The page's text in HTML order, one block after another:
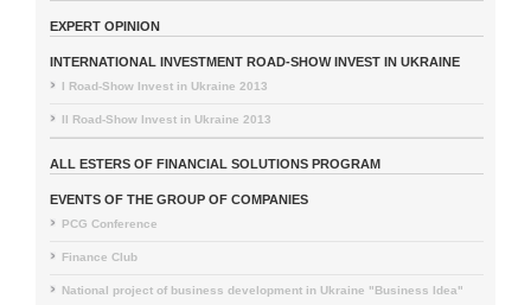
EXPERT OPINION
INTERNATIONAL INVESTMENT ROAD-SHOW INVEST IN UKRAINE
I Road-Show Invest in Ukraine 2013
II Road-Show Invest in Ukraine 2013
ALL ESTERS OF FINANCIAL SOLUTIONS PROGRAM
EVENTS OF THE GROUP OF COMPANIES
PCG Conference
Finance Club
National project of business development in Ukraine "Business Idea"